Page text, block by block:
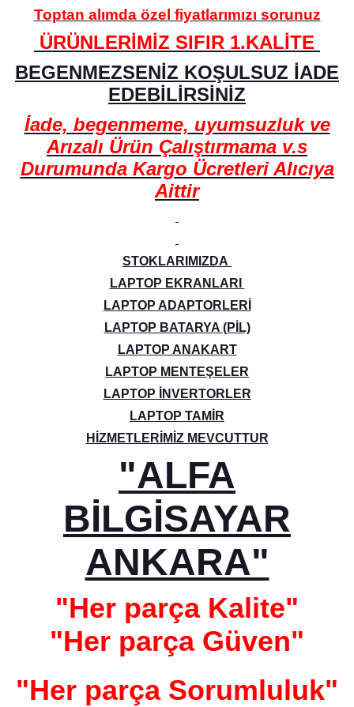
Toptan alımda özel fiyatlarımızı sorunuz
ÜRÜNLERİMİZ SIFIR 1.KALİTE
BEGENMEZSENİZ KOŞULSUZ İADE
EDEBİLİRSİNİZ
İade, begenmeme, uyumsuzluk ve
Arızalı Ürün Çalıştırmama v.s
Durumunda Kargo Ücretleri Alıcıya
Aittir
STOKLARIMIZDA
LAPTOP EKRANLARI
LAPTOP ADAPTORLERİ
LAPTOP BATARYA (PİL)
LAPTOP ANAKART
LAPTOP MENTEŞELER
LAPTOP İNVERTORLER
LAPTOP TAMİR
HİZMETLERİMİZ MEVCUTTUR
"ALFA
BİLGİSAYAR
ANKARA"
"Her parça Kalite"
"Her parça Güven"
"Her parça Sorumluluk"